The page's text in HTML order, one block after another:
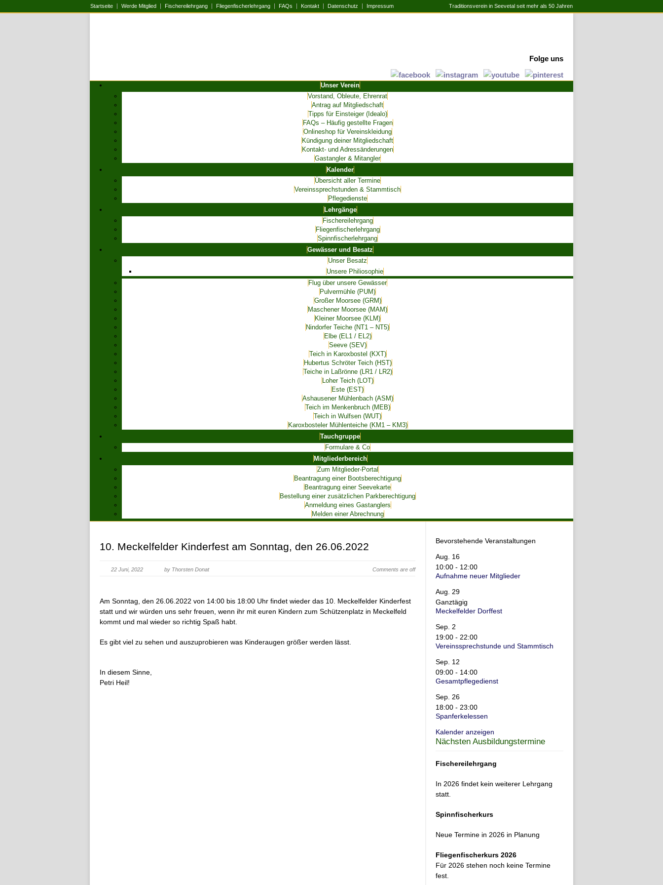
Startseite Werde Mitglied Fischereilehrgang Fliegenfischerlehrgang FAQs Kontakt Datenschutz Impressum Traditionsverein in Seevetal seit mehr als 50 Jahren
Folge uns
Unser Verein
Vorstand, Obleute, Ehrenrat
Antrag auf Mitgliedschaft
Tipps für Einsteiger (Idealo)
FAQs – Häufig gestellte Fragen
Onlineshop für Vereinskleidung
Kündigung deiner Mitgliedschaft
Kontakt- und Adressänderungen
Gastangler & Mitangler
Kalender
Übersicht aller Termine
Vereinssprechstunden & Stammtisch
Pflegedienste
Lehrgänge
Fischereilehrgang
Fliegenfischerlehrgang
Spinnfischerlehrgang
Gewässer und Besatz
Unser Besatz
Unsere Philiosophie
Flug über unsere Gewässer
Pulvermühle (PUM)
Großer Moorsee (GRM)
Maschener Moorsee (MAM)
Kleiner Moorsee (KLM)
Nindorfer Teiche (NT1 – NT5)
Elbe (EL1 / EL2)
Seeve (SEV)
Teich in Karoxbostel (KXT)
Hubertus Schröter Teich (HST)
Teiche in Laßrönne (LR1 / LR2)
Loher Teich (LOT)
Este (EST)
Ashausener Mühlenbach (ASM)
Teich im Menkenbruch (MEB)
Teich in Wulfsen (WUT)
Karoxbosteler Mühlenteiche (KM1 – KM3)
Tauchgruppe
Formulare & Co
Mitgliederbereich
Zum Mitglieder-Portal
Beantragung einer Bootsberechtigung
Beantragung einer Seevekarte
Bestellung einer zusätzlichen Parkberechtigung
Anmeldung eines Gastanglers
Melden einer Abrechnung
10. Meckelfelder Kinderfest am Sonntag, den 26.06.2022
22 Juni, 2022 by Thorsten Donat Comments are off
Am Sonntag, den 26.06.2022 von 14:00 bis 18:00 Uhr findet wieder das 10. Meckelfelder Kinderfest
statt und wir würden uns sehr freuen, wenn ihr mit euren Kindern zum Schützenplatz in Meckelfeld
kommt und mal wieder so richtig Spaß habt.
Es gibt viel zu sehen und auszuprobieren was Kinderaugen größer werden lässt.
In diesem Sinne,
Petri Heil!
Bevorstehende Veranstaltungen
Aug. 16
10:00 - 12:00
Aufnahme neuer Mitglieder
Aug. 29
Ganztägig
Meckelfelder Dorffest
Sep. 2
19:00 - 22:00
Vereinssprechstunde und Stammtisch
Sep. 12
09:00 - 14:00
Gesamtpflegedienst
Sep. 26
18:00 - 23:00
Spanferkelessen
Kalender anzeigen
Nächsten Ausbildungstermine
Fischereilehrgang
In 2026 findet kein weiterer Lehrgang
statt.
Spinnfischerkurs
Neue Termine in 2026 in Planung
Fliegenfischerkurs 2026
Für 2026 stehen noch keine Termine
fest.